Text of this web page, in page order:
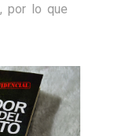
por lo que